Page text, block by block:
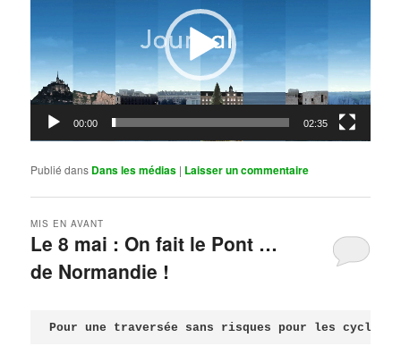
00:00 02:35
Publié dans Dans les médias | Laisser un commentaire
Le 8 mai : On fait le Pont …
de Normandie !
MIS EN AVANT
Pour une traversée sans risques pour les